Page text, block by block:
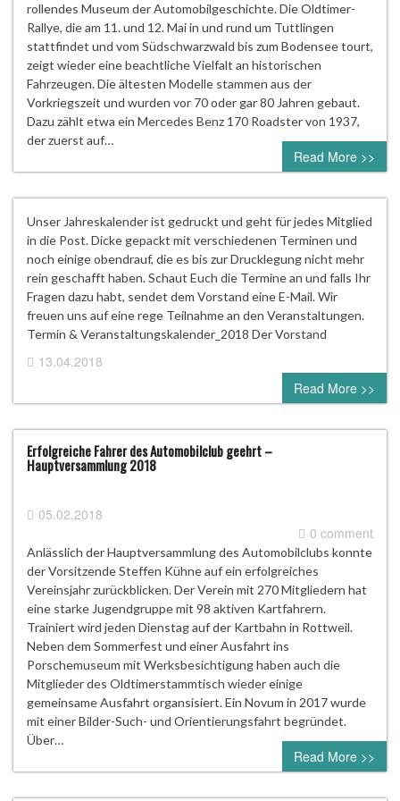
rollendes Museum der Automobilgeschichte. Die Oldtimer-
Rallye, die am 11. und 12. Mai in und rund um Tuttlingen
stattfindet und vom Südschwarzwald bis zum Bodensee tourt,
zeigt wieder eine beachtliche Vielfalt an historischen
Fahrzeugen. Die ältesten Modelle stammen aus der
Vorkriegszeit und wurden vor 70 oder gar 80 Jahren gebaut.
Dazu zählt etwa ein Mercedes Benz 170 Roadster von 1937,
der zuerst auf…
Read More >>
Unser Jahreskalender ist gedruckt und geht für jedes Mitglied
in die Post. Dicke gepackt mit verschiedenen Terminen und
noch einige obendrauf, die es bis zur Drucklegung nicht mehr
rein geschafft haben. Schaut Euch die Termine an und falls Ihr
Fragen dazu habt, sendet dem Vorstand eine E-Mail. Wir
freuen uns auf eine rege Teilnahme an den Veranstaltungen.
Termin & Veranstaltungskalender_2018 Der Vorstand
13.04.2018
0 comment
Read More >>
Erfolgreiche Fahrer des Automobilclub geehrt –
Hauptversammlung 2018
05.02.2018
0 comment
Anlässlich der Hauptversammlung des Automobilclubs konnte
der Vorsitzende Steffen Kühne auf ein erfolgreiches
Vereinsjahr zurückblicken. Der Verein mit 270 Mitgliedern hat
eine starke Jugendgruppe mit 98 aktiven Kartfahrern.
Trainiert wird jeden Dienstag auf der Kartbahn in Rottweil.
Neben dem Sommerfest und einer Ausfahrt ins
Porschemuseum mit Werksbesichtigung haben auch die
Mitglieder des Oldtimerstammtisch wieder einige
gemeinsame Ausfahrt organsisiert. Ein Novum in 2017 wurde
mit einer Bilder-Such- und Orientierungsfahrt begründet.
Über…
Read More >>